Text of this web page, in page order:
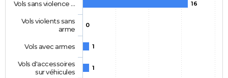
16
0
1
1
Vols sans violence …
Vols violents sans
arme
Vols avec armes
Vols d'accessoires
sur véhicules